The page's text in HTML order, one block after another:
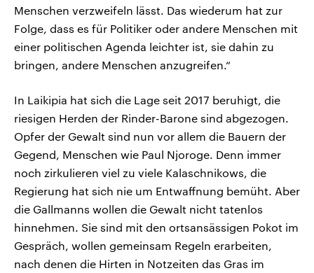
Menschen verzweifeln lässt. Das wiederum hat zur
Folge, dass es für Politiker oder andere Menschen mit
einer politischen Agenda leichter ist, sie dahin zu
bringen, andere Menschen anzugreifen.“
In Laikipia hat sich die Lage seit 2017 beruhigt, die
riesigen Herden der Rinder-Barone sind abgezogen.
Opfer der Gewalt sind nun vor allem die Bauern der
Gegend, Menschen wie Paul Njoroge. Denn immer
noch zirkulieren viel zu viele Kalaschnikows, die
Regierung hat sich nie um Entwaffnung bemüht. Aber
die Gallmanns wollen die Gewalt nicht tatenlos
hinnehmen. Sie sind mit den ortsansässigen Pokot im
Gespräch, wollen gemeinsam Regeln erarbeiten,
nach denen die Hirten in Notzeiten das Gras im